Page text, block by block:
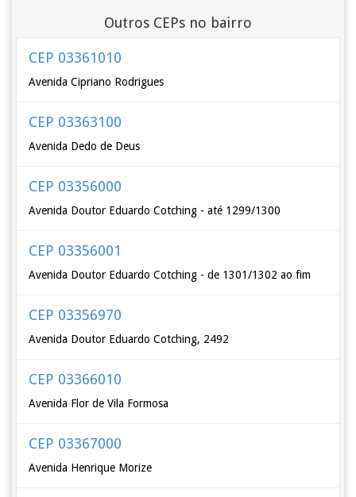
Outros CEPs no bairro
CEP 03361010
Avenida Cipriano Rodrigues
CEP 03363100
Avenida Dedo de Deus
CEP 03356000
Avenida Doutor Eduardo Cotching - até 1299/1300
CEP 03356001
Avenida Doutor Eduardo Cotching - de 1301/1302 ao fim
CEP 03356970
Avenida Doutor Eduardo Cotching, 2492
CEP 03366010
Avenida Flor de Vila Formosa
CEP 03367000
Avenida Henrique Morize